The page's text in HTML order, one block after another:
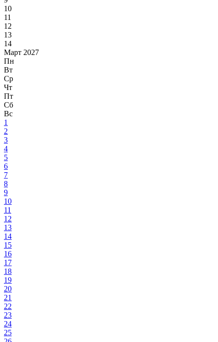
10
11
12
13
14
Март 2027
Пн
Вт
Ср
Чт
Пт
Сб
Вс
1
2
3
4
5
6
7
8
9
10
11
12
13
14
15
16
17
18
19
20
21
22
23
24
25